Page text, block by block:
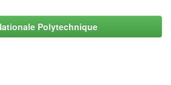
Polytechnique